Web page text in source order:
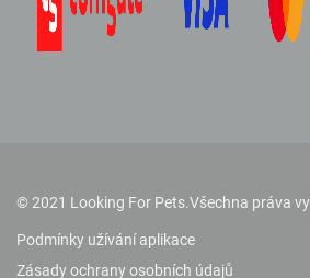
© 2021 Looking For Pets.Všechna práva
Podmínky užívání aplikace
Zásady ochrany osobních údajů